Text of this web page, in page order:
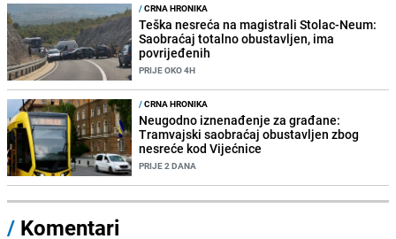
/CRNA HRONIKA
Teška nesreća na magistrali Stolac-Neum:
Saobraćaj totalno obustavljen, ima
povrijeđenih
PRIJE OKO 4H
/CRNA HRONIKA
Neugodno iznenađenje za građane:
Tramvajski saobraćaj obustavljen zbog
nesreće kod Vijećnice
PRIJE 2 DANA
/ Komentari